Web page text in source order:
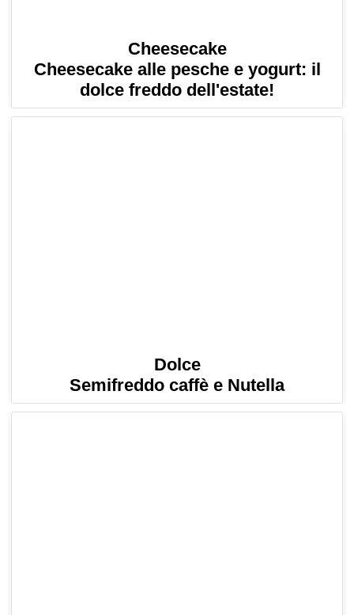
Cheesecake
Cheesecake alle pesche e yogurt: il
dolce freddo dell'estate!
Dolce
Semifreddo caffè e Nutella